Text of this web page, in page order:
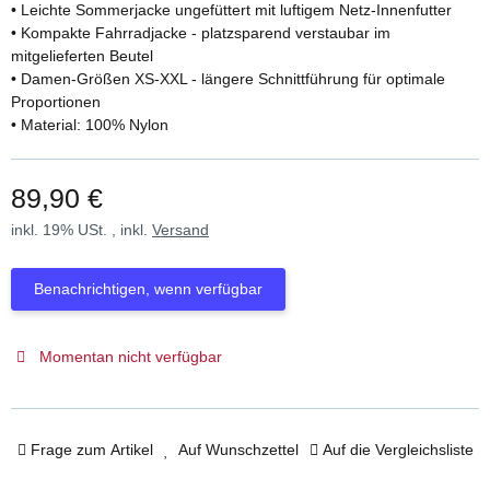
• Leichte Sommerjacke ungefüttert mit luftigem Netz-Innenfutter
• Kompakte Fahrradjacke - platzsparend verstaubar im
mitgelieferten Beutel
• Damen-Größen XS-XXL - längere Schnittführung für optimale
Proportionen
• Material: 100% Nylon
89,90 €
inkl. 19% USt. , inkl. Versand
Benachrichtigen, wenn verfügbar
Momentan nicht verfügbar
Frage zum Artikel Auf Wunschzettel Auf die Vergleichsliste